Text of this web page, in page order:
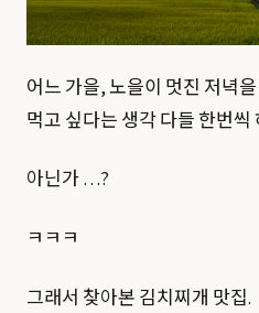
어느 가을, 노을이 멋진 저녁
먹고 싶다는 생각 다들 한번씩
아닌가 …?
ㅋㅋㅋ
그래서 찾아본 김치찌개 맛집.